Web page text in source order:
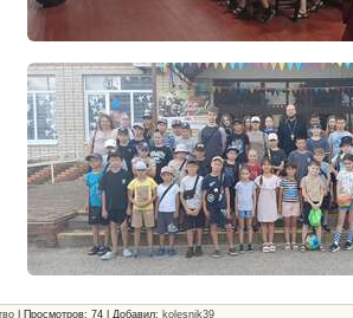
Просмотров: 74 |Добавил: kolesnik39